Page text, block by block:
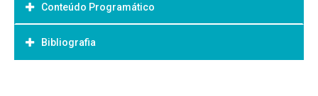
Objetivo Geral:
Disciplina de área do PPG em Modelagem Matemática
Conteúdo Programático
Unidade -1 - Espaços de Hilbert e Banach
Bibliografia